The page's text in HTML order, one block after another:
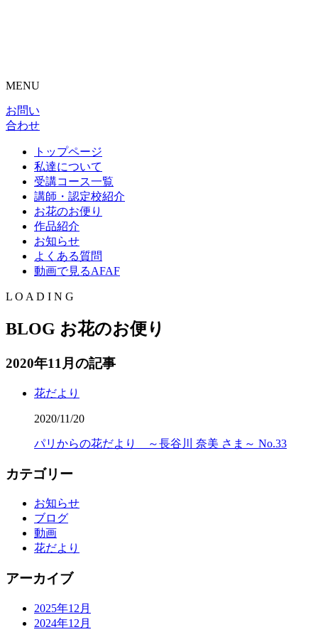
MENU
お問い
合わせ
トップページ
私達について
受講コース一覧
講師・認定校紹介
お花のお便り
作品紹介
お知らせ
よくある質問
動画で見るAFAF
L O A D I N G
BLOG お花のお便り
2020年11月の記事
花だより
2020/11/20
パリからの花だより ～長谷川 奈美 さま～ No.33
カテゴリー
お知らせ
ブログ
動画
花だより
アーカイブ
2025年12月
2024年12月